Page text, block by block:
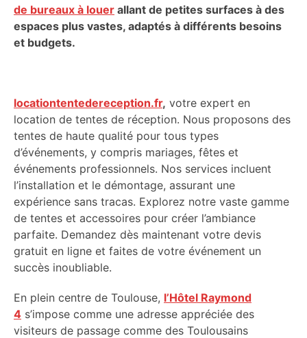
de bureaux à louer allant de petites surfaces à des
espaces plus vastes, adaptés à différents besoins
et budgets.
locationtentedereception.fr, votre expert en
location de tentes de réception. Nous proposons des
tentes de haute qualité pour tous types
d’événements, y compris mariages, fêtes et
événements professionnels. Nos services incluent
l’installation et le démontage, assurant une
expérience sans tracas. Explorez notre vaste gamme
de tentes et accessoires pour créer l’ambiance
parfaite. Demandez dès maintenant votre devis
gratuit en ligne et faites de votre événement un
succès inoubliable.
En plein centre de Toulouse, l’Hôtel Raymond
4 s’impose comme une adresse appréciée des
visiteurs de passage comme des Toulousains